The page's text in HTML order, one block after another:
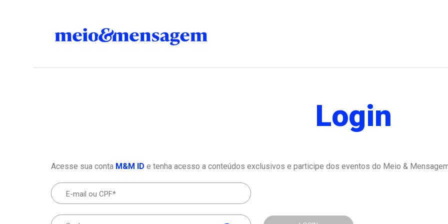
Login
Acesse sua conta M&M ID e tenha acesso a conteúdos exclusivos e participe dos eventos do Meio &